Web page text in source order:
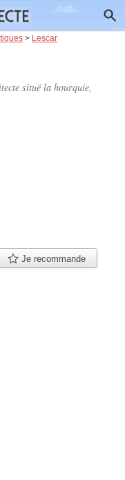
> Lescar
situé la hourquie,
Je recommande